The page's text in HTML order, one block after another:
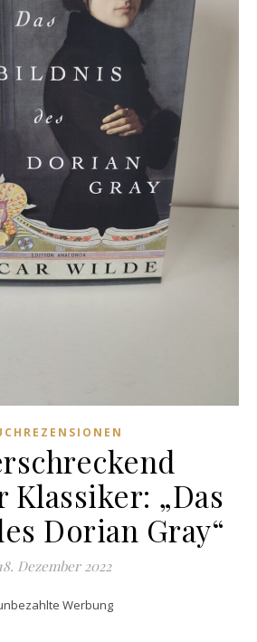
„Das
Dorian Gray“
18. Dezember 2022
unbezahlte Werbung